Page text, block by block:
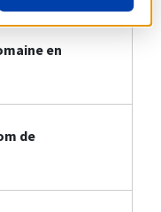
en
de